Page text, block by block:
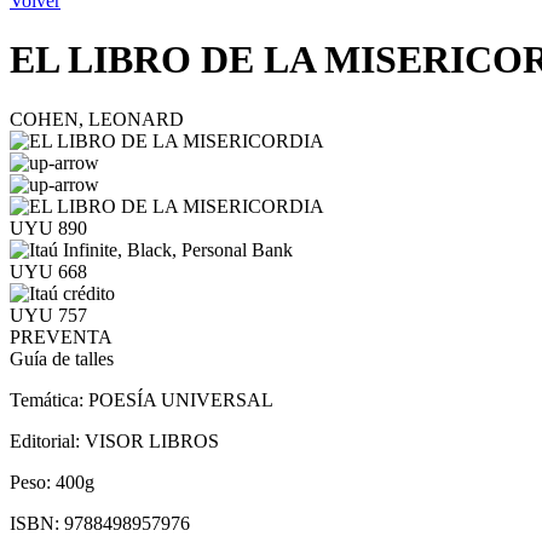
EL LIBRO DE LA
COHEN, LEONARD
UYU 890
UYU 668
UYU 757
PREVENTA
Guía de talles
Temática: POESÍA UNIVERSAL
Editorial: VISOR LIBROS
Peso: 400g
ISBN: 9788498957976